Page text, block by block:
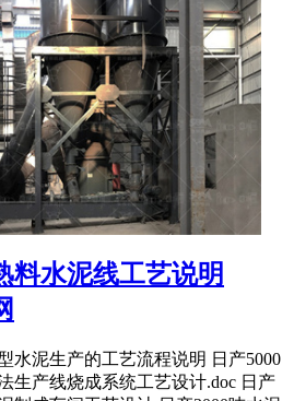
料水泥线工艺说明
水泥生产的工艺流程说明 日产5000
生产线烧成系统工艺设计.doc 日产